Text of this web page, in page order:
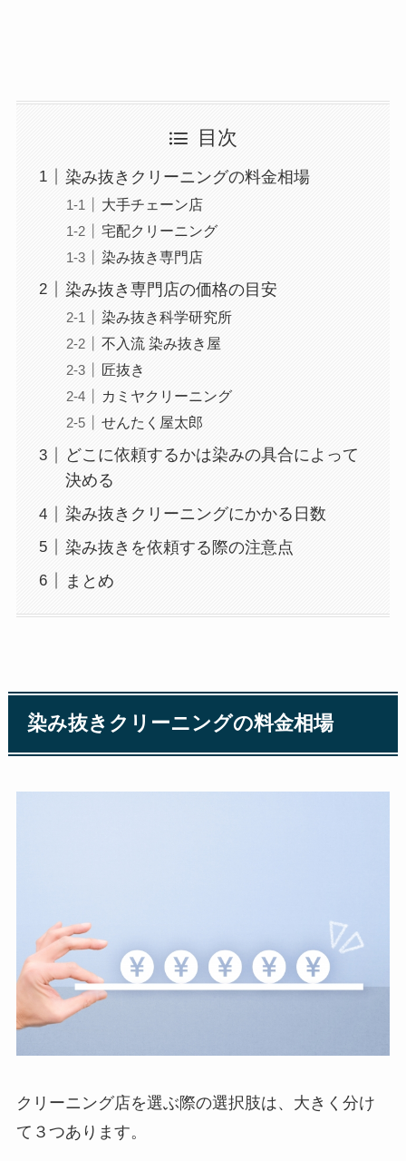
目次
染み抜きクリーニングの料金相場
大手チェーン店
宅配クリーニング
染み抜き専門店
染み抜き専門店の価格の目安
染み抜き科学研究所
不入流 染み抜き屋
匠抜き
カミヤクリーニング
せんたく屋太郎
どこに依頼するかは染みの具合によって
決める
染み抜きクリーニングにかかる日数
染み抜きを依頼する際の注意点
まとめ
染み抜きクリーニングの料金相場
クリーニング店を選ぶ際の選択肢は、大きく分け
て３つあります。